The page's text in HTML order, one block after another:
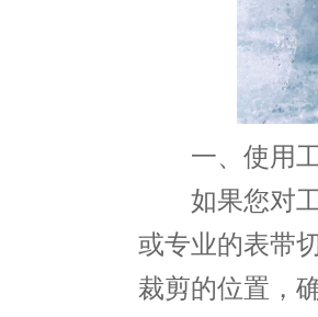
一、使用工
如果您对工
或专业的表带
裁剪的位置，